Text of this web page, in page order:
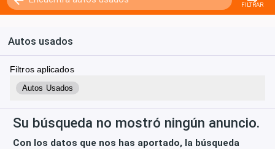
FILTRAR
Autos usados
Filtros aplicados
Autos Usados
Su búsqueda no mostró ningún anuncio.
Con los datos que nos has aportado, la búsqueda